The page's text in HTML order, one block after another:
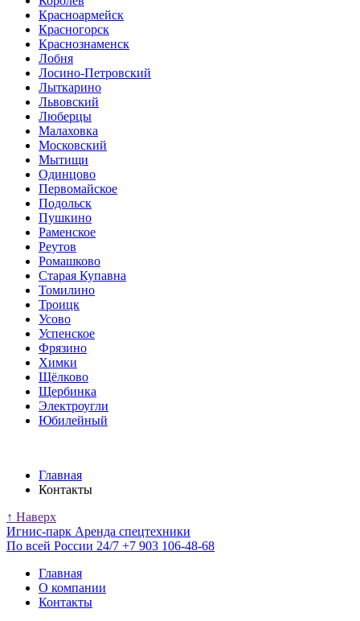
Красноармейск
Красногорск
Краснознаменск
Лобня
Лосино-Петровский
Лыткарино
Львовский
Люберцы
Малаховка
Московский
Мытищи
Одинцово
Первомайское
Подольск
Пушкино
Раменское
Реутов
Ромашково
Старая Купавна
Томилино
Троицк
Усово
Успенское
Фрязино
Химки
Щёлково
Щербинка
Электроугли
Юбилейный
Главная
Контакты
↑ Наверх
Игнис-парк Аренда спецтехники
По всей России 24/7 +7 903 106-48-68
Главная
О компании
Контакты